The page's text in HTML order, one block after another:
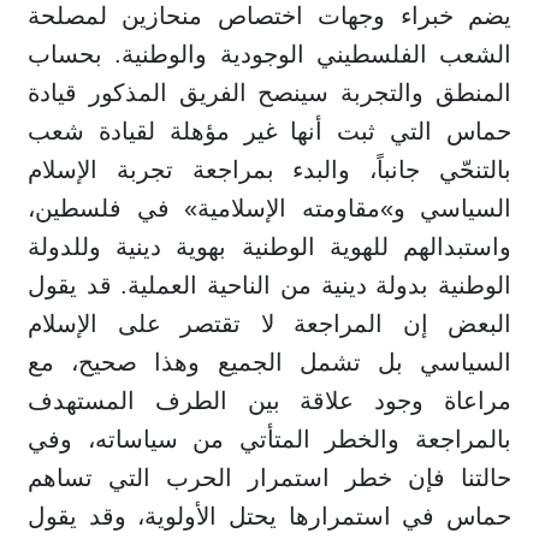
يضم خبراء وجهات اختصاص منحازين لمصلحة
الشعب الفلسطيني الوجودية والوطنية. بحساب
المنطق والتجربة سينصح الفريق المذكور قيادة
حماس التي ثبت أنها غير مؤهلة لقيادة شعب
بالتنحّي جانباً، والبدء بمراجعة تجربة الإسلام
السياسي و»مقاومته الإسلامية» في فلسطين،
واستبدالهم للهوية الوطنية بهوية دينية وللدولة
الوطنية بدولة دينية من الناحية العملية. قد يقول
البعض إن المراجعة لا تقتصر على الإسلام
السياسي بل تشمل الجميع وهذا صحيح، مع
مراعاة وجود علاقة بين الطرف المستهدف
بالمراجعة والخطر المتأتي من سياساته، وفي
حالتنا فإن خطر استمرار الحرب التي تساهم
حماس في استمرارها يحتل الأولوية، وقد يقول